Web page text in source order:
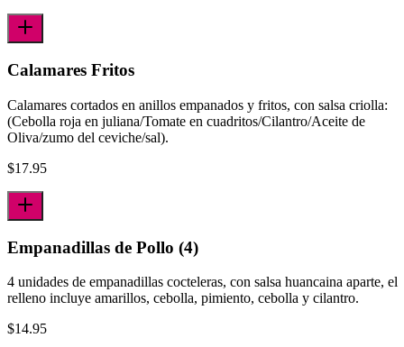
Calamares Fritos
Calamares cortados en anillos empanados y fritos, con salsa criolla:
(Cebolla roja en juliana/Tomate en cuadritos/Cilantro/Aceite de
Oliva/zumo del ceviche/sal).
$17.95
Empanadillas de Pollo (4)
4 unidades de empanadillas cocteleras, con salsa huancaina aparte, el
relleno incluye amarillos, cebolla, pimiento, cebolla y cilantro.
$14.95